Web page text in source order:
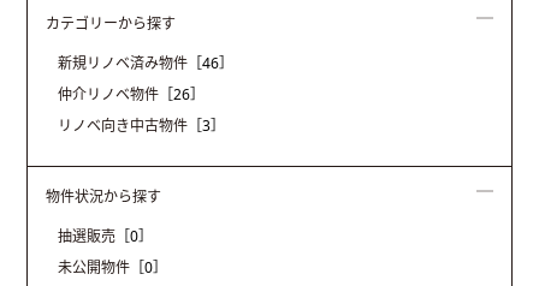
カテゴリーから探す
新規リノベ済み物件 ［46］
仲介リノベ物件 ［26］
リノベ向き中古物件 ［3］
物件状況から探す
抽選販売 ［0］
未公開物件 ［0］